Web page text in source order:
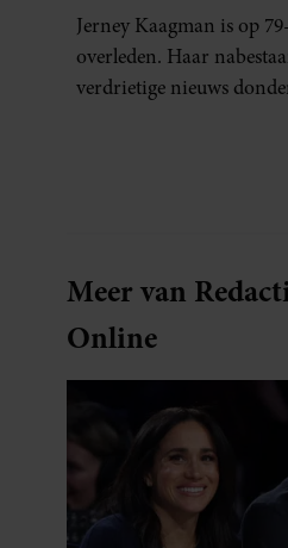
Jerney Kaagman is op
overleden. Haar
verdrietige nieuws
Meer van
Online